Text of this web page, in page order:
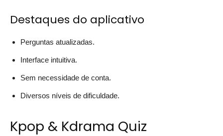
Destaques do aplicativo
Perguntas atualizadas.
Interface intuitiva.
Sem necessidade de conta.
Diversos níveis de dificuldade.
Kpop & Kdrama Quiz